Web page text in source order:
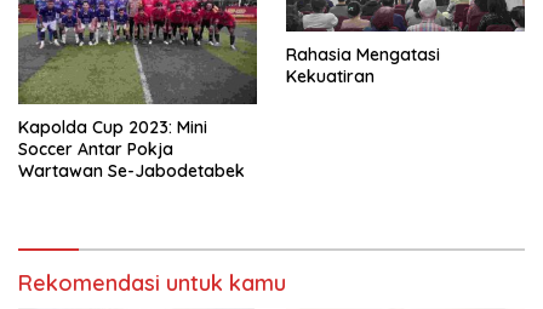
Kapolda Cup 2023: Mini
Soccer Antar Pokja
Wartawan Se-Jabodetabek
Rahasia Mengatasi
Kekuatiran
Rekomendasi untuk kamu